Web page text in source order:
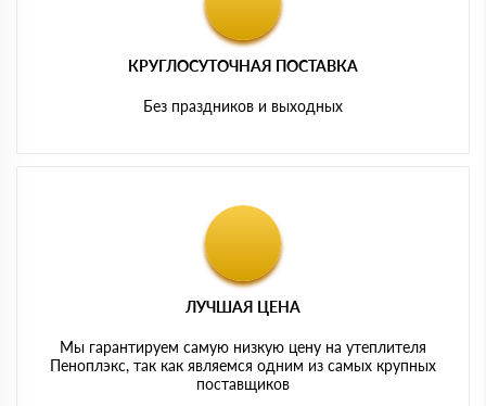
КРУГЛОСУТОЧНАЯ ПОСТАВКА
Без праздников и выходных
ЛУЧШАЯ ЦЕНА
Мы гарантируем самую низкую цену на утеплителя
Пеноплэкс, так как являемся одним из самых крупных
поставщиков